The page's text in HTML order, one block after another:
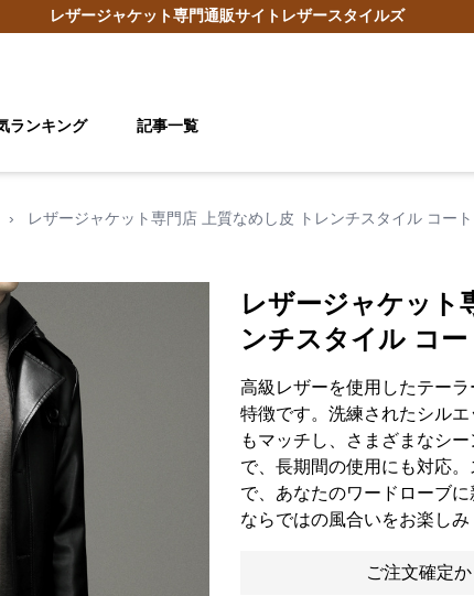
レザージャケット専門通販サイト レザースタイルズ
ランキング 記事一覧
› レザージャケット専門店 上質なめし皮 トレンチスタイル コート
レザージャケット
ンチスタイル コー
高級レザーを使用したテー
特徴です。洗練されたシル
もマッチし、さまざまなシ
で、長期間の使用にも対応
で、あなたのワードローブ
ならではの風合いをお楽し
ご注文確定